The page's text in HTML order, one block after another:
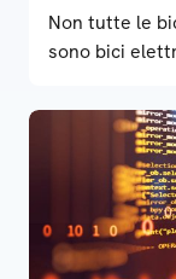
Non tutte le
sono bici